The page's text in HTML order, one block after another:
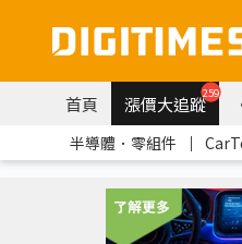
首頁 漲價大追蹤259
半導體．零組件 ｜